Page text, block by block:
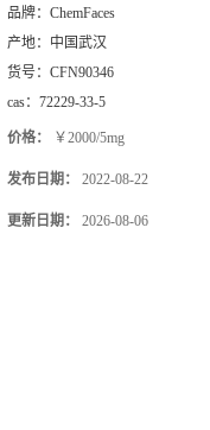
品牌： ChemFaces
产地： 中国武汉
货号： CFN90346
cas： 72229-33-5
价格： ￥2000/5mg
发布日期： 2022-08-22
更新日期： 2026-08-06